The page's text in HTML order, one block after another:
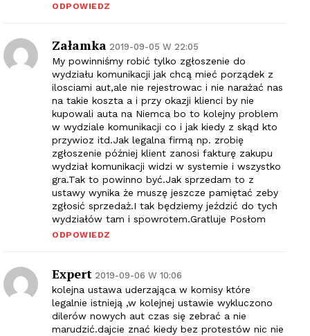
ODPOWIEDZ
Załamka 2019-09-05 W 22:05
My powinniśmy robić tylko zgłoszenie do
wydziału komunikacji jak chcą mieć porządek z
ilosciami aut,ale nie rejestrowac i nie narażać nas
na takie koszta a i przy okazji klienci by nie
kupowali auta na Niemca bo to kolejny problem
w wydziale komunikacji co i jak kiedy z skąd kto
przywioz itd.Jak legalna firmą np. zrobię
zgłoszenie później klient zanosi fakturę zakupu
wydział komunikacji widzi w systemie i wszystko
gra.Tak to powinno być.Jak sprzedam to z
ustawy wynika że muszę jeszcze pamiętać zeby
zgłosić sprzedaż.I tak będziemy jeździć do tych
wydziałów tam i spowrotem.Gratluje Posłom
ODPOWIEDZ
Expert 2019-09-06 W 10:06
kolejna ustawa uderzająca w komisy które
legalnie istnieją ,w kolejnej ustawie wykluczono
dilerów nowych aut czas się zebrać a nie
marudzić.dajcie znać kiedy bez protestów nic nie